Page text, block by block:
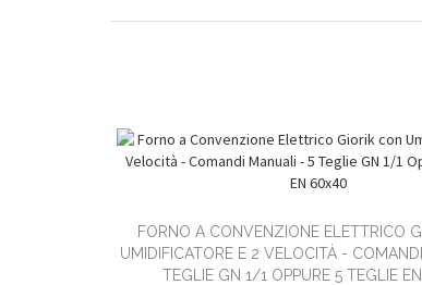
FORNO A CONVENZIONE ELETTRICO
UMIDIFICATORE E 2 VELOCITÀ -
TEGLIE GN 1/1 OPPURE 5 TEGLIE